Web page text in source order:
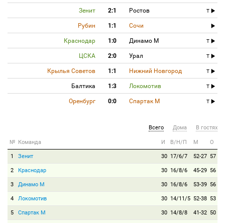
Зенит 2:1 Ростов T
Рубин 1:1 Сочи
Краснодар 1:0 Динамо М T
ЦСКА 2:0 Урал T
Крылья Советов 1:1 Нижний Новгород T
Балтика 1:3 Локомотив T
Оренбург 0:0 Спартак М T
Всего Дома В гостях
№ Команда И В/Н/П М О
1 Зенит 30 17/6/7 52-27 57
2 Краснодар 30 16/8/6 45-29 56
3 Динамо М 30 16/8/6 53-39 56
4 Локомотив 30 14/11/5 52-38 53
5 Спартак М 30 14/8/8 41-32 50